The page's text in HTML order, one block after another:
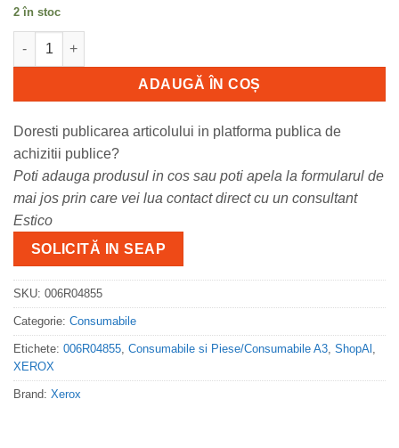
2 în stoc
Cantitate 006R04855 Xerox Black 34000p for PrimeLink C9265/
ADAUGĂ ÎN COȘ
Doresti publicarea articolului in platforma publica de
achizitii publice?
Poti adauga produsul in cos sau poti apela la formularul de
mai jos prin care vei lua contact direct cu un consultant
Estico
SOLICITĂ IN SEAP
SKU: 006R04855
Categorie: Consumabile
Etichete: 006R04855, Consumabile si Piese/Consumabile A3, ShopAl ,
XEROX
Brand: Xerox